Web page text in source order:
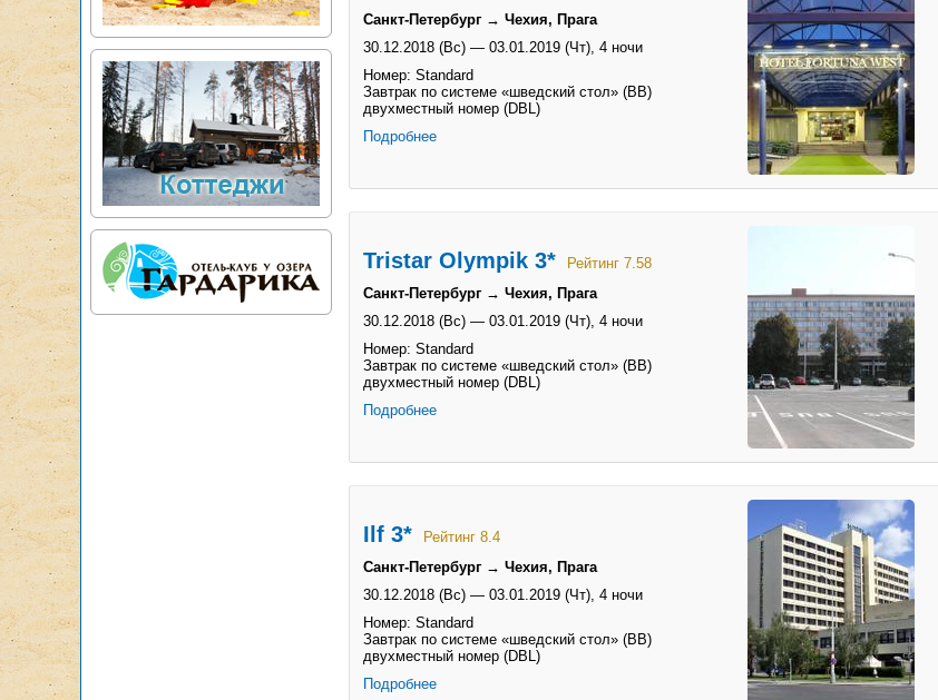
Санкт-Петербург → Чехия, Прага
30.12.2018 (Вс) — 03.01.2019 (Чт), 4 ночи
Номер: Standard
Завтрак по системе «шведский стол» (BB)
двухместный номер (DBL)
Подробнее
Tristar Olympik 3*
Рейтинг 7.58
Санкт-Петербург → Чехия, Прага
30.12.2018 (Вс) — 03.01.2019 (Чт), 4 ночи
Номер: Standard
Завтрак по системе «шведский стол» (BB)
двухместный номер (DBL)
Подробнее
Ilf 3*
Рейтинг 8.4
Санкт-Петербург → Чехия, Прага
30.12.2018 (Вс) — 03.01.2019 (Чт), 4 ночи
Номер: Standard
Завтрак по системе «шведский стол» (BB)
двухместный номер (DBL)
Подробнее